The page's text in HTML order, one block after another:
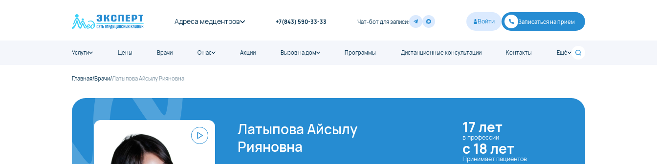
Адреса медцентров +7(843) 590-33-33 Чат-бот для записи: Войти Записаться на прием
Услуги Цены Врачи О нас Акции Вызов на дом Программы Дистанционные консультации Контакты Ещё
Главная/Врачи/Латыпова Айсылу Рияновна
Латыпова Айсылу
Рияновна
17 лет
в профессии
с 18 лет
Принимает пациентов